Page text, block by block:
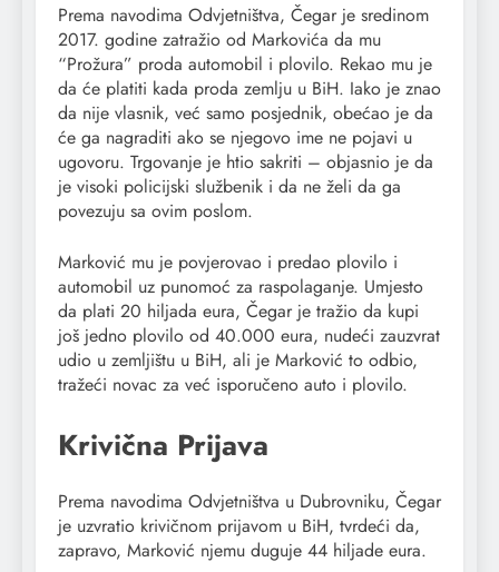
Prema navodima Odvjetništva, Čegar je sredinom
2017. godine zatražio od Markovića da mu
“Prožura” proda automobil i plovilo. Rekao mu je
da će platiti kada proda zemlju u BiH. Iako je znao
da nije vlasnik, već samo posjednik, obećao je da
će ga nagraditi ako se njegovo ime ne pojavi u
ugovoru. Trgovanje je htio sakriti – objasnio je da
je visoki policijski službenik i da ne želi da ga
povezuju sa ovim poslom.
Marković mu je povjerovao i predao plovilo i
automobil uz punomoć za raspolaganje. Umjesto
da plati 20 hiljada eura, Čegar je tražio da kupi
još jedno plovilo od 40.000 eura, nudeći zauzvrat
udio u zemljištu u BiH, ali je Marković to odbio,
tražeći novac za već isporučeno auto i plovilo.
Krivična Prijava
Prema navodima Odvjetništva u Dubrovniku, Čegar
je uzvratio krivičnom prijavom u BiH, tvrdeći da,
zapravo, Marković njemu duguje 44 hiljade eura.